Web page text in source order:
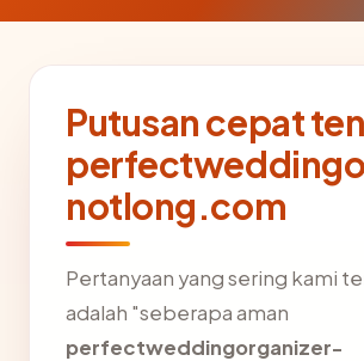
Putusan cepat
notlong.com
Pertanyaan yang sering kami
adalah "seberapa aman
perfectweddingorganizer-